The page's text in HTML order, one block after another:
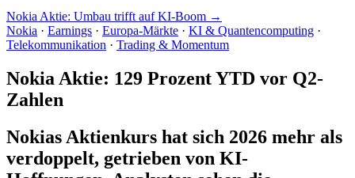
Nokia Aktie: Umbau trifft auf KI-Boom →
Nokia · Earnings · Europa-Märkte · KI & Quantencomputing ·
Telekommunikation · Trading & Momentum
Nokia Aktie: 129 Prozent YTD vor Q2-
Zahlen
Nokias Aktienkurs hat sich 2026 mehr als
verdoppelt, getrieben von KI-